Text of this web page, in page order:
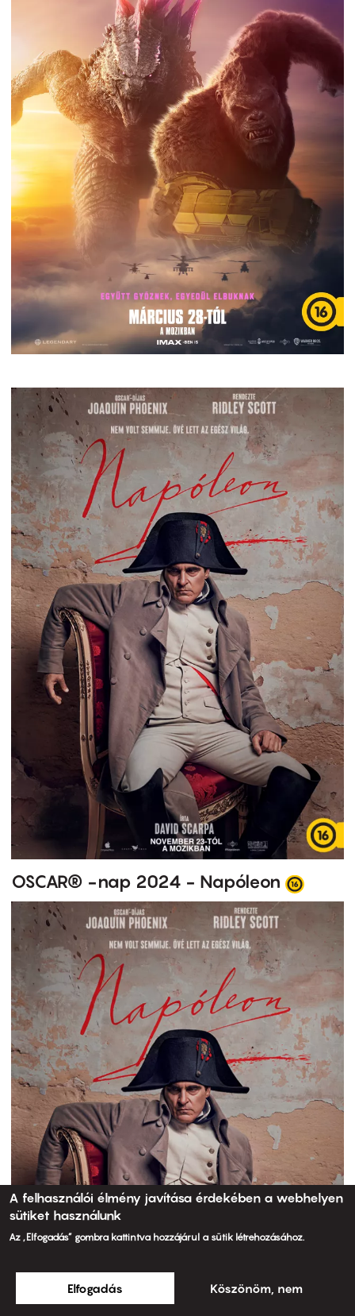
OSCAR® -nap 2024 - Napóleon
A felhasználói élmény javítása érdekében a webhelyen
sütiket használunk
Az „Elfogadás” gombra kattintva hozzájárul a sütik létrehozásához.
Elfogadás Köszönöm, nem